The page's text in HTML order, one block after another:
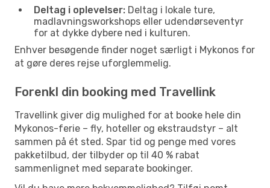
Deltag i oplevelser: Deltag i lokale ture,
madlavningsworkshops eller udendørseventyr
for at dykke dybere ned i kulturen.
Enhver besøgende finder noget særligt i Mykonos for
at gøre deres rejse uforglemmelig.
Forenkl din booking med Travellink
Travellink giver dig mulighed for at booke hele din
Mykonos-ferie – fly, hoteller og ekstraudstyr – alt
sammen på ét sted. Spar tid og penge med vores
pakketilbud, der tilbyder op til 40 % rabat
sammenlignet med separate bookinger.